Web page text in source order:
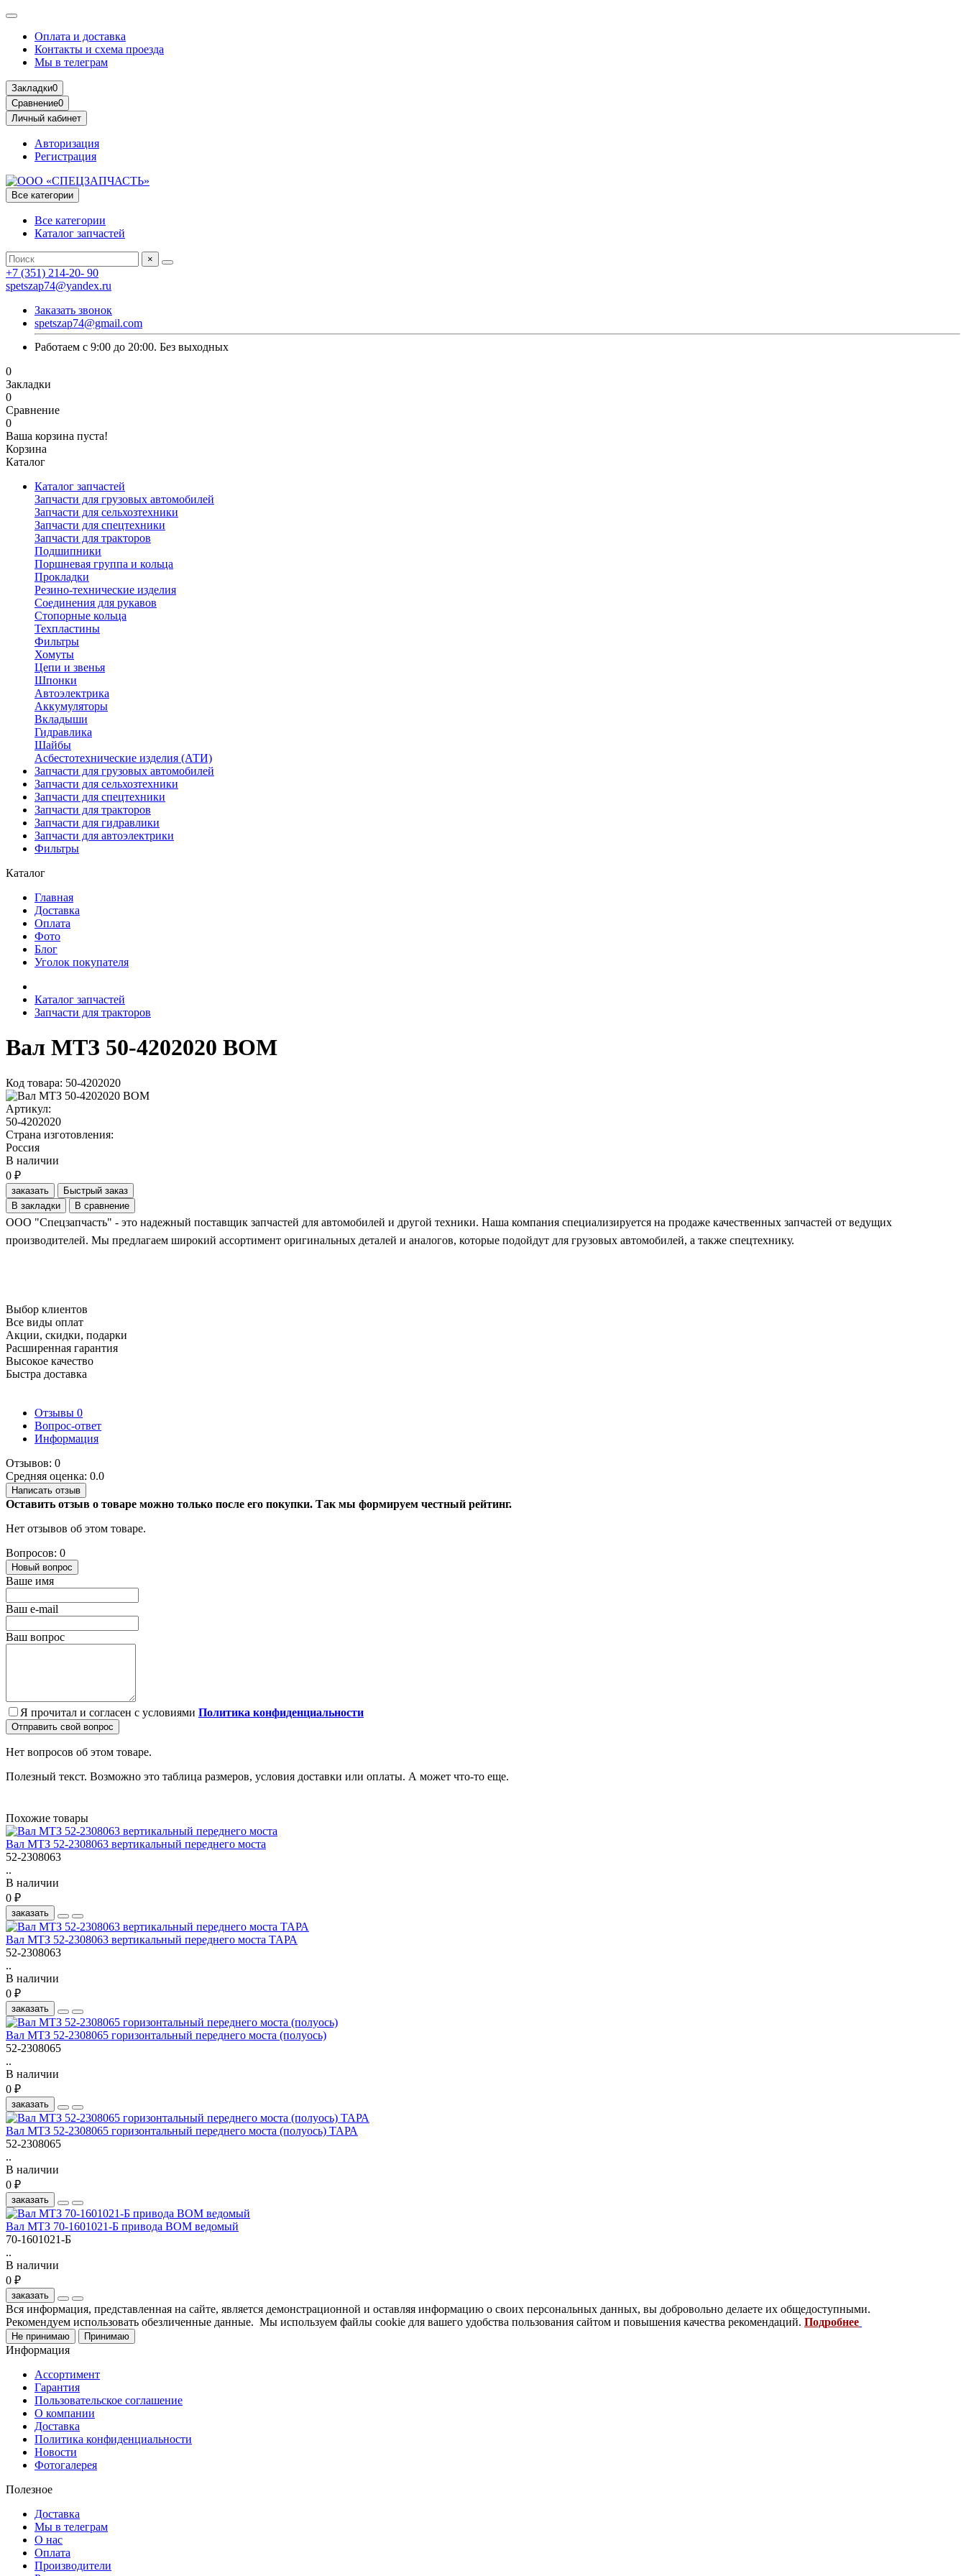
Оплата и доставка
Контакты и схема проезда
Мы в телеграм
Закладки0
Сравнение0
Личный кабинет
Авторизация
Регистрация
Все категории
Все категории
Каталог запчастей
×
+7 (351) 214-20- 90
spetszap74@yandex.ru
Заказать звонок
spetszap74@gmail.com
Работаем с 9:00 до 20:00. Без выходных
0
Закладки
0
Сравнение
0
Ваша корзина пуста!
Корзина
Каталог
Каталог запчастей
Запчасти для грузовых автомобилей
Запчасти для сельхозтехники
Запчасти для спецтехники
Запчасти для тракторов
Подшипники
Поршневая группа и кольца
Прокладки
Резино-технические изделия
Соединения для рукавов
Стопорные кольца
Техпластины
Фильтры
Хомуты
Цепи и звенья
Шпонки
Автоэлектрика
Аккумуляторы
Вкладыши
Гидравлика
Шайбы
Асбестотехнические изделия (АТИ)
Запчасти для грузовых автомобилей
Запчасти для сельхозтехники
Запчасти для спецтехники
Запчасти для тракторов
Запчасти для гидравлики
Запчасти для автоэлектрики
Фильтры
Каталог
Главная
Доставка
Оплата
Фото
Блог
Уголок покупателя
Каталог запчастей
Запчасти для тракторов
Вал МТЗ 50-4202020 ВОМ
Код товара: 50-4202020
Артикул:
50-4202020
Страна изготовления:
Россия
В наличии
0 ₽
заказать
Быстрый заказ
В закладки
В сравнение
ООО "Спецзапчасть" - это надежный поставщик запчастей для автомобилей и другой техники. Наша компания специализируется на продаже качественных запчастей от ведущих
производителей. Мы предлагаем широкий ассортимент оригинальных деталей и аналогов, которые подойдут для грузовых автомобилей, а также спецтехнику.
Выбор клиентов
Все виды оплат
Акции, скидки, подарки
Расширенная гарантия
Высокое качество
Быстра доставка
Отзывы 0
Вопрос-ответ
Информация
Отзывов: 0
Средняя оценка: 0.0
Написать отзыв
Оставить отзыв о товаре можно только после его покупки. Так мы формируем честный рейтинг.
Нет отзывов об этом товаре.
Вопросов: 0
Новый вопрос
Ваше имя
Ваш e-mail
Ваш вопрос
Я прочитал и согласен с условиями Политика конфиденциальности
Отправить свой вопрос
Нет вопросов об этом товаре.
Полезный текст. Возможно это таблица размеров, условия доставки или оплаты. А может что-то еще.
Похожие товары
Вал МТЗ 52-2308063 вертикальный переднего моста
52-2308063
..
В наличии
0 ₽
заказать
Вал МТЗ 52-2308063 вертикальный переднего моста ТАРА
52-2308063
..
В наличии
0 ₽
заказать
Вал МТЗ 52-2308065 горизонтальный переднего моста (полуось)
52-2308065
..
В наличии
0 ₽
заказать
Вал МТЗ 52-2308065 горизонтальный переднего моста (полуось) ТАРА
52-2308065
..
В наличии
0 ₽
заказать
Вал МТЗ 70-1601021-Б привода ВОМ ведомый
70-1601021-Б
..
В наличии
0 ₽
заказать
Вся информация, представленная на сайте, является демонстрационной и оставляя информацию о своих персональных данных, вы добровольно делаете их общедоступными.
Рекомендуем использовать обезличенные данные. Мы используем файлы cookie для вашего удобства пользования сайтом и повышения качества рекомендаций. Подробнее
Не принимаю Принимаю
Информация
Ассортимент
Гарантия
Пользовательское соглашение
О компании
Доставка
Политика конфиденциальности
Новости
Фотогалерея
Полезное
Доставка
Мы в телеграм
О нас
Оплата
Производители